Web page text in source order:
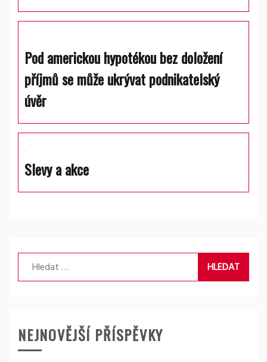
Pod americkou hypotékou bez doložení
příjmů se může ukrývat podnikatelský
úvěr
Slevy a akce
Vyhledávání
NEJNOVĚJŠÍ PŘÍSPĚVKY